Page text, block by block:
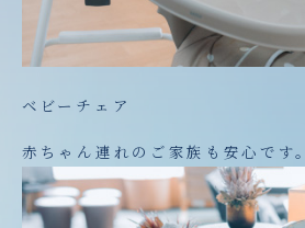
ベビーチェア
赤ちゃん連れのご家族も安心です。